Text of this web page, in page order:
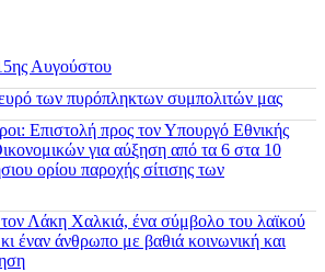
Αυγούστου
των πυρόπληκτων συμπολιτών μας
Επιστολή προς τον Υπουργό Εθνικής
για αύξηση από τα 6 στα 10
ορίου παροχής σίτισης των
Λάκη Χαλκιά, ένα σύμβολο του λαϊκού
έναν άνθρωπο με βαθιά κοινωνική και